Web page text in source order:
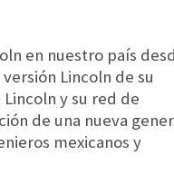
en nuestro país
Lincoln de su
y su red de
de una nueva
mexicanos y